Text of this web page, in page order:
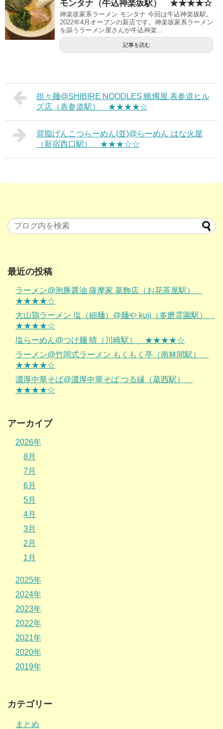
モンタナ（牛込神楽坂駅） ★★★★☆
神楽坂家系ラーメン モンタナ 今回は牛込神楽坂駅。
2022年4月オープンの新店です。神楽坂家系ラーメン
を謳うラーメン屋さんが牛込神楽...
記事を読む
担々麺@SHIBIRE NOODLES 蝋燭屋 表参道ヒル
ズ店（表参道駅） ★★★★☆
背脂げんこつらーめん(並)@らーめん はな火屋
（新宿西口駅） ★★★☆☆
最近の投稿
ラーメン@泡豚醤油 薩摩家 葛飾店（お花茶屋駅）
★★★★☆
大山鶏ラーメン 塩（細麺）@麺や kuji（多磨霊園駅）
★★★★☆
塩らーめん@つけ麺 晴（川崎駅） ★★★★☆
ラーメン@竹岡式ラーメン もくもく亭（南林間駅）
★★★★☆
濃厚中華そば@濃厚中華そば つる縁（葛西駅）
★★★★☆
アーカイブ
2026年
8月
7月
6月
5月
4月
3月
2月
1月
2025年
2024年
2023年
2022年
2021年
2020年
2019年
カテゴリー
まとめ